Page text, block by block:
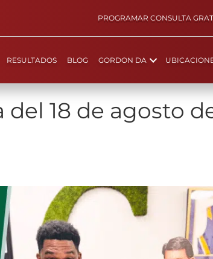
PROGRAMAR CONSULTA
RESULTADOS BLOG GORDON DA
del 18 de agosto